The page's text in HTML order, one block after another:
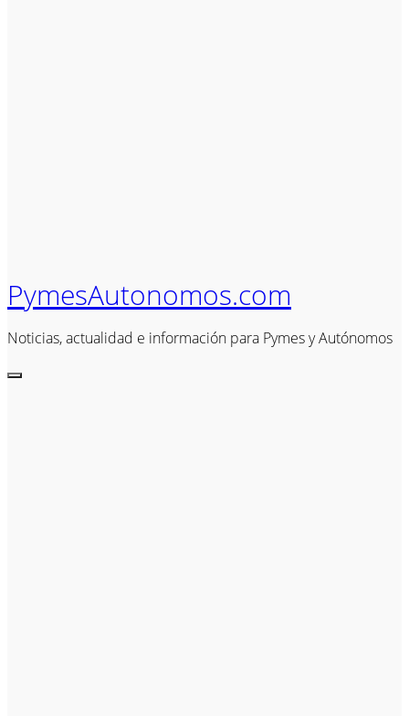
PymesAutonomos.com
Noticias, actualidad e información para Pymes y Autónomos